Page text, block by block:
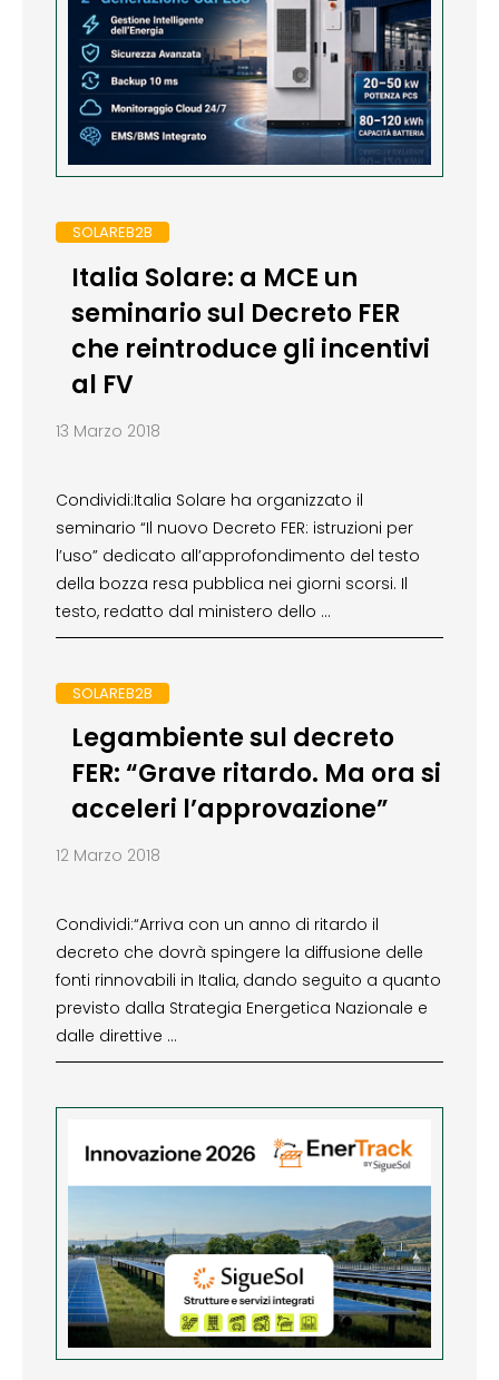
SOLAREB2B
Italia Solare: a MCE un
seminario sul Decreto FER
che reintroduce gli incentivi
al FV
13 Marzo 2018
Condividi:Italia Solare ha organizzato il
seminario “Il nuovo Decreto FER: istruzioni per
l’uso” dedicato all’approfondimento del testo
della bozza resa pubblica nei giorni scorsi. Il
testo, redatto dal ministero dello …
SOLAREB2B
Legambiente sul decreto
FER: “Grave ritardo. Ma ora si
acceleri l’approvazione”
12 Marzo 2018
Condividi:“Arriva con un anno di ritardo il
decreto che dovrà spingere la diffusione delle
fonti rinnovabili in Italia, dando seguito a quanto
previsto dalla Strategia Energetica Nazionale e
dalle direttive …